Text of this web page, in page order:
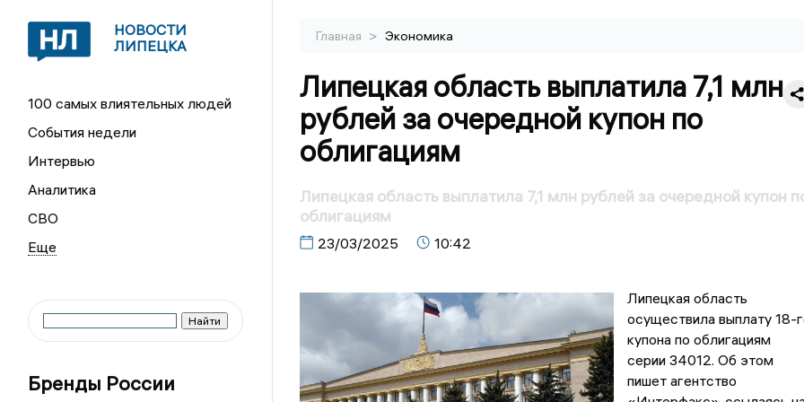
НОВОСТИ
ЛИПЕЦКА
100 самых влиятельных людей
События недели
Интервью
Аналитика
СВО
Бренды России
Главная > Экономика
Липецкая область выплатила 7,1 млн
рублей за очередной купон по
облигациям
Липецкая область выплатила 7,1 млн рублей за очередной купон
облигациям
23/03/2025 10:42
Липецкая область
осуществила выплату 18-
купона по облигациям
серии 34012. Об этом
пишет агентство